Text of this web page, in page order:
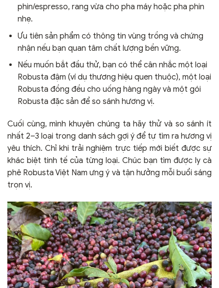
phin/espresso, rang vừa cho pha máy hoặc pha phin
nhẹ.
Ưu tiên sản phẩm có thông tin vùng trồng và chứng
nhận nếu bạn quan tâm chất lượng bền vững.
Nếu muốn bắt đầu thử, bạn có thể cân nhắc một loại
Robusta đậm (ví dụ thương hiệu quen thuộc), một loại
Robusta đồng đều cho uống hàng ngày và một gói
Robusta đặc sản để so sánh hương vị.
Cuối cùng, mình khuyên chúng ta hãy thử và so sánh ít
nhất 2–3 loại trong danh sách gợi ý để tự tìm ra hương vị
yêu thích. Chỉ khi trải nghiệm trực tiếp mới biết được sự
khác biệt tinh tế của từng loại. Chúc bạn tìm được ly cà
phê Robusta Việt Nam ưng ý và tận hưởng mỗi buổi sáng
trọn vị.